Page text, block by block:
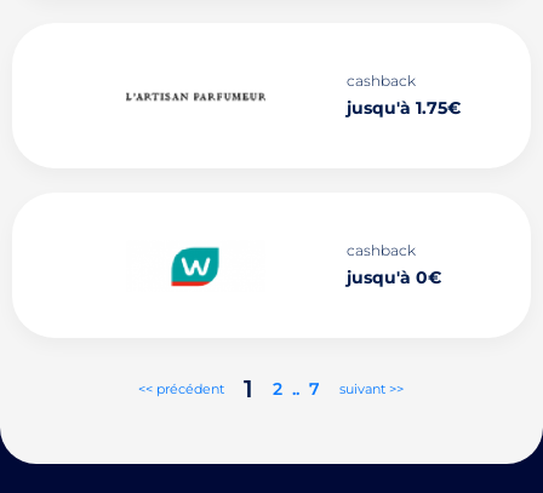
cashback
jusqu'à 1.75€
cashback
jusqu'à 0€
<< précédent 1 2 .. 7 suivant >>